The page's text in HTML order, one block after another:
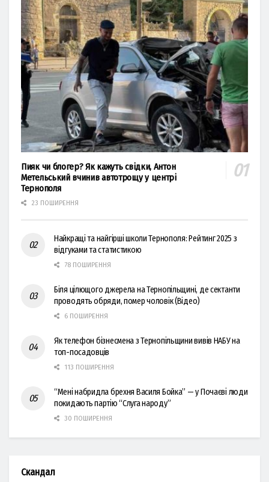
Пияк чи блогер? Як кажуть свідки, Антон
Метельський вчинив автотрощу у центрі
Тернополя
23 ПОШИРЕННЯ
Найкращі та найгірші школи Тернополя: Рейтинг 2025 з
відгуками та статистикою
78 ПОШИРЕННЯ
Біля цілющого джерела на Тернопільщині, де сектанти
проводять обряди, помер чоловік (Відео)
6 ПОШИРЕННЯ
Як телефон бізнесмена з Тернопільщини вивів НАБУ на
топ-посадовців
113 ПОШИРЕННЯ
“Мені набридла брехня Василя Бойка” — у Почаєві люди
покидають партію “Слуга народу”
30 ПОШИРЕННЯ
Скандал